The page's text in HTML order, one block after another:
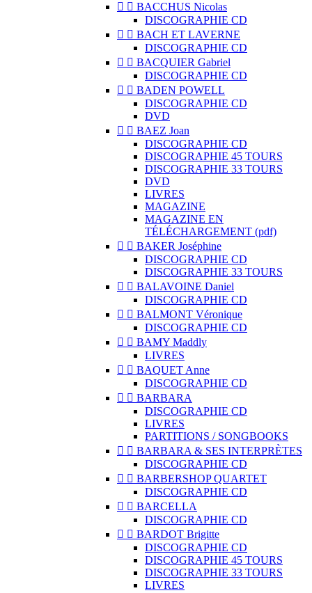
  BACCHUS Nicolas
DISCOGRAPHIE CD
  BACH ET LAVERNE
DISCOGRAPHIE CD
  BACQUIER Gabriel
DISCOGRAPHIE CD
  BADEN POWELL
DISCOGRAPHIE CD
DVD
  BAEZ Joan
DISCOGRAPHIE CD
DISCOGRAPHIE 45 TOURS
DISCOGRAPHIE 33 TOURS
DVD
LIVRES
MAGAZINE
MAGAZINE EN
TÉLÉCHARGEMENT (pdf)
  BAKER Joséphine
DISCOGRAPHIE CD
DISCOGRAPHIE 33 TOURS
  BALAVOINE Daniel
DISCOGRAPHIE CD
  BALMONT Véronique
DISCOGRAPHIE CD
  BAMY Maddly
LIVRES
  BAQUET Anne
DISCOGRAPHIE CD
  BARBARA
DISCOGRAPHIE CD
LIVRES
PARTITIONS / SONGBOOKS
  BARBARA & SES INTERPRÈTES
DISCOGRAPHIE CD
  BARBERSHOP QUARTET
DISCOGRAPHIE CD
  BARCELLA
DISCOGRAPHIE CD
  BARDOT Brigitte
DISCOGRAPHIE CD
DISCOGRAPHIE 45 TOURS
DISCOGRAPHIE 33 TOURS
LIVRES